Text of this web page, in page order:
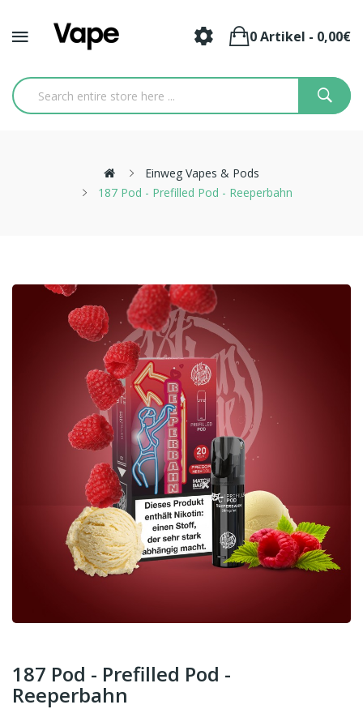
0 Artikel - 0,00€
Einweg Vapes & Pods
187 Pod - Prefilled Pod - Reeperbahn
187 Pod - Prefilled Pod -
Reeperbahn